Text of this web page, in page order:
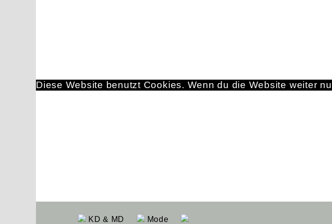
KD & MD Mode
Diese Website benutzt Cookies. Wenn du die Website weiter